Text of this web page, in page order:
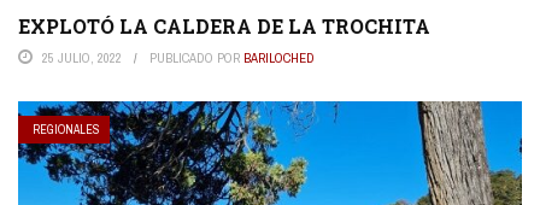
EXPLOTÓ LA CALDERA DE LA TROCHITA
25 JULIO, 2022 PUBLICADO POR BARILOCHED
REGIONALES